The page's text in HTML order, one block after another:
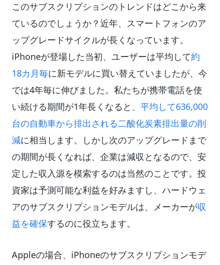
このサブスクリプションのトレンドはどこから来
ているのでしょうか？近年、スマートフォンのア
ップグレードサイクルが長くなっています。
iPhoneが登場した当初、ユーザーは平均して約
18カ月毎に新モデルに買い替えていましたが、今
では4年毎に伸びました。私たちが携帯電話を使
い続ける期間が1年長くなると、 平均して636,000
台の自動車から排出される二酸化炭素排出量の削
減に相当します。しかし次のアップグレードまで
の期間が長くなれば、企業は減収となるので、安
定した収入源を模索するのは当然のことです。投
資家は予測可能な利益を好みますし、ハードウェ
アのサブスクリプションモデルは、メーカーが収
益を確保するのに役立ちます。
Appleの場合、iPhoneのサブスクリプションモデ